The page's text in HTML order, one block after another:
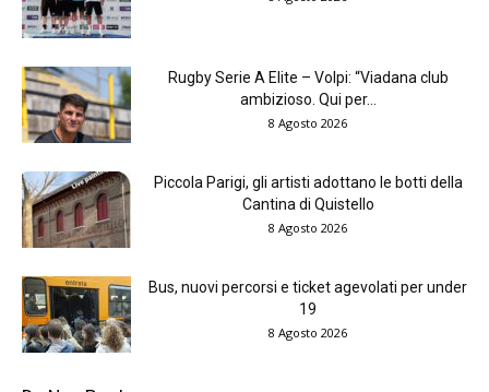
Rugby Serie A Elite – Volpi: “Viadana club
ambizioso. Qui per...
8 Agosto 2026
Piccola Parigi, gli artisti adottano le botti della
Cantina di Quistello
8 Agosto 2026
Bus, nuovi percorsi e ticket agevolati per under
19
8 Agosto 2026